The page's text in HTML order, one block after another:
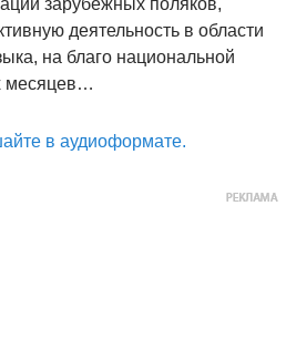
деятельность в области
на благо национальной
месяцев…
в аудиоформате.